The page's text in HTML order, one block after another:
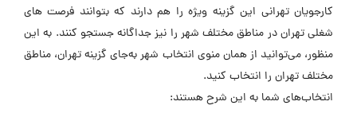
کارجویان تهرانی این گزینه ویژه را هم دارند که بتوانند فرصت های
شغلی تهراندر مناطق مختلف شهر را نیز جداگانه جستجو کنند. به این
منظور، می‌توانید از همان منوی انتخاب شهر به‌جای گزینه تهران، مناطق
مختلف تهران را انتخاب کنید.
انتخاب‌های شما به این شرح هستند: